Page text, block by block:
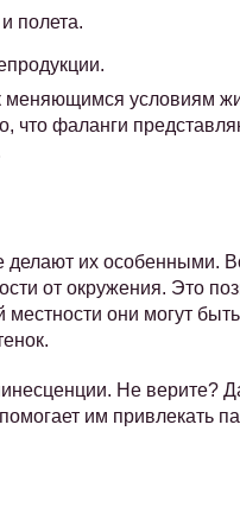
полета.
меняющимся условиям
что фаланги
делают их особенными.
от окружения. Это
они могут быть
Не верите?
им привлекать